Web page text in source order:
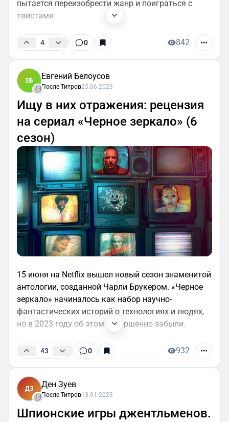
пытается переизобрести жанр и поиграться с
твистами.
4 0 842
ЕБ Евгений Белоусов
После Титров25.06.2023
Ищу в них отражения: рецензия
на сериал «Черное зеркало» (6
сезон)
15 июня на Netflix вышел новый сезон знаменитой
антологии, созданной Чарли Брукером. «Черное
зеркало» начиналось как набор научно-
фантастических историй о технологиях и людях,
но в 2023 году об этом совершенно забыли.
43 0 932
ДЗ Ден Зуев
После Титров13.01.2023
Шпионские игры джентльменов.